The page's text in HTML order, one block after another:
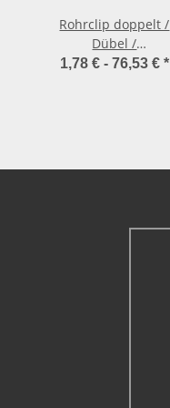
Rohrclip doppelt /
Dübel /
Ansatzschraube
1,78 € - 76,53 € *